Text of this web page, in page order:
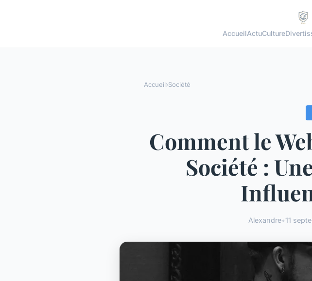
AccueilActuCulture
Accueil›Société
Comment le
Société :
Alexandre•11